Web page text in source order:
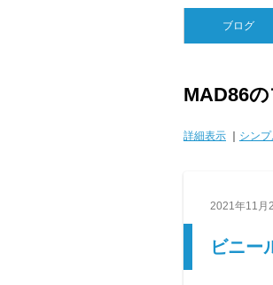
ブログ
MAD86
詳細表示 シン
2021年11月
ビニー